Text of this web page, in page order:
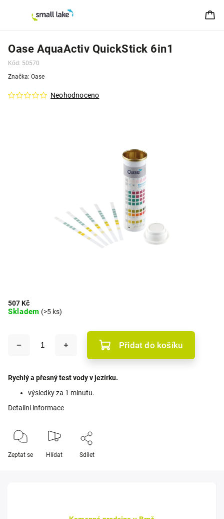
Oase AquaActiv QuickStick 6in1
Kód: 50570
Neohodnoceno
Značka: Oase
507 Kč
Skladem (>5 ks)
Přidat do košíku
Rychlý a přesný test vody v jezírku.
výsledky za 1 minutu.
Detailní informace
Zeptat se Hlídat Sdílet